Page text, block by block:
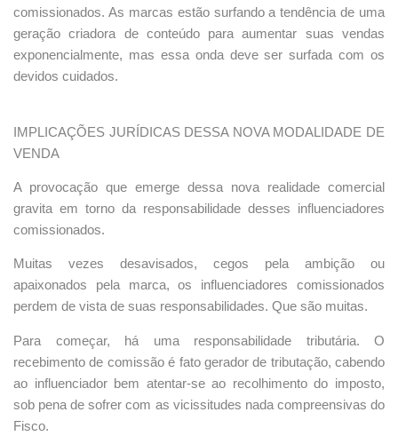
comissionados. As marcas estão surfando a tendência de uma
geração criadora de conteúdo para aumentar suas vendas
exponencialmente, mas essa onda deve ser surfada com os
devidos cuidados.
IMPLICAÇÕES JURÍDICAS DESSA NOVA MODALIDADE DE
VENDA
A provocação que emerge dessa nova realidade comercial
gravita em torno da responsabilidade desses influenciadores
comissionados.
Muitas vezes desavisados, cegos pela ambição ou
apaixonados pela marca, os influenciadores comissionados
perdem de vista de suas responsabilidades. Que são muitas.
Para começar, há uma responsabilidade tributária. O
recebimento de comissão é fato gerador de tributação, cabendo
ao influenciador bem atentar-se ao recolhimento do imposto,
sob pena de sofrer com as vicissitudes nada compreensivas do
Fisco.